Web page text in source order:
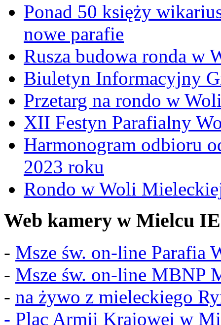
Ponad 50 księży
nowe parafie
Rusza budowa ronda w
Biuletyn Informacyjny
Przetarg na rondo w
XII Festyn Parafialny
Harmonogram odbioru
2023 roku
Rondo w Woli
Web kamery w Mielcu IE
- Msze św. on-line Parafia
- Msze św. on-line MBNP
- na żywo z mieleckiego
- Plac Armii Krajowej w